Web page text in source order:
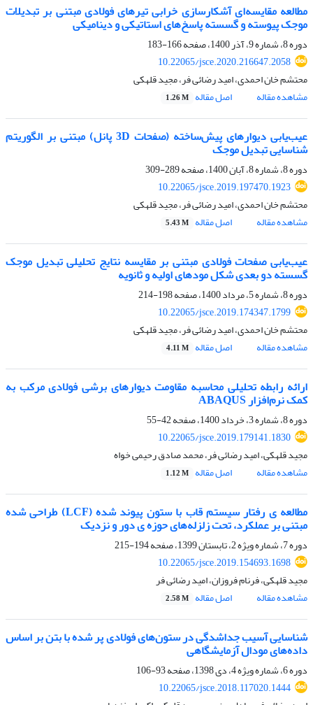
مطالعه مقایسه‌ای آشکارسازی خرابی تیرهای فولادی مبتنی بر تبدیلات
موجک پیوسته و گسسته پاسخ‌های استاتیکی و دینامیکی
دوره 8، شماره 9، آذر 1400، صفحه
166-183
10.22065/jsce.2020.216647.2058
محتشم خان احمدی، امید رضائی فر، مجید قلهکی
مشاهده مقاله
اصل مقاله 1.26 M
عیب‌یابی دیوارهای پیش‌ساخته (صفحات 3D پانل) مبتنی بر الگوریتم
شناسایی تبدیل موجک
دوره 8، شماره 8، آبان 1400، صفحه
289-309
10.22065/jsce.2019.197470.1923
محتشم خان احمدی، امید رضائی فر، مجید قلهکی
مشاهده مقاله
اصل مقاله 5.43 M
عیب‌یابی صفحات فولادی مبتنی بر مقایسه نتایج تحلیلی تبدیل موجک
گسسته دو بعدی شکل مودهای اولیه و ثانویه
دوره 8، شماره 5، مرداد 1400، صفحه
198-214
10.22065/jsce.2019.174347.1799
محتشم خان احمدی، امید رضائی فر، مجید قلهکی
مشاهده مقاله
اصل مقاله 4.11 M
ارائه رابطه تحلیلی محاسبه مقاومت دیوارهای برشی فولادی مرکب به
کمک نرم‌افزار ABAQUS
دوره 8، شماره 3، خرداد 1400، صفحه
42-55
10.22065/jsce.2019.179141.1830
مجید قلهکی، امید رضائی فر، محمد صادق رحیمی خواه
مشاهده مقاله
اصل مقاله 1.12 M
مطالعه ی رفتار سیستم قاب با ستون پیوند شده (LCF) طراحی شده
مبتنی بر عملکرد، تحت زلزله‌های حوزه ی دور و نزدیک
دوره 7، شماره ویژه 2، تابستان 1399، صفحه
194-215
10.22065/jsce.2019.154693.1698
مجید قلهکی، فرنام فروزان، امید رضائی فر
مشاهده مقاله
اصل مقاله 2.58 M
شناسایی آسیب جداشدگی در ستون‌های فولادی پر شده با بتن بر اساس
داده‌های مودال آزمایشگاهی
دوره 6، شماره ویژه 4، دی 1398، صفحه
93-106
10.22065/jsce.2018.117020.1444